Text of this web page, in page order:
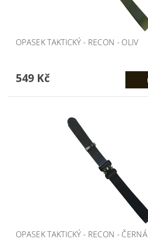
OPASEK TAKTICKÝ - RECON - OLIV
549 Kč
OPASEK TAKTICKÝ - RECON - ČERNÁ